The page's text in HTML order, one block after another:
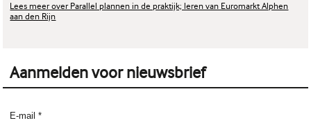
Lees meer over Parallel plannen in de praktijk; leren van Euromarkt Alphen
aan den Rijn
Aanmelden voor nieuwsbrief
E-mail*